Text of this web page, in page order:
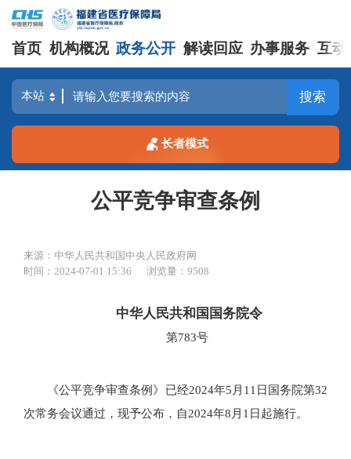
首页 机构概况 政务公开 解读回应 办事服务 互动
搜索
长者模式
公平竞争审查条例
来源：中华人民共和国中央人民政府网
时间：2024-07-01 15:36
浏览量：9508
中华人民共和国国务院令
第783号
《公平竞争审查条例》已经2024年5月11日国务院第32
次常务会议通过，现予公布，自2024年8月1日起施行。